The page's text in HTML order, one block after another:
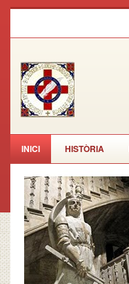
INICI HISTÒRIA